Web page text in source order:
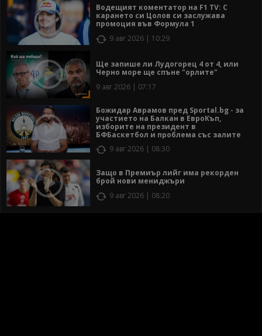
Водещият коментатор на F1 TV: С
карането си Цолов си заслужава
промоция във Формула 1
9 авг 2026 | 10:29
Ще запише ли Лудогорец 4 от 4, или
Черно море ще спъне "орлите"
9 авг 2026 | 07:17
Божидар Аврамов пред Sportal.bg - за
участието на Балкан в ЕвроКъп,
изборите на президент в
БФБаскетбол и проблема със залите
9 авг 2026 | 08:30
Защо в Премиър лийг има рекорден
брой нови мениджъри
9 авг 2026 | 08:20